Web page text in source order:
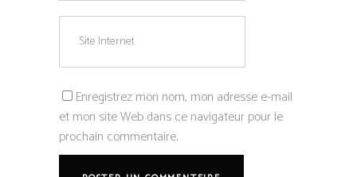
Enregistrez mon nom, mon adresse e-mail
et mon site Web dans ce navigateur pour le
prochain commentaire.